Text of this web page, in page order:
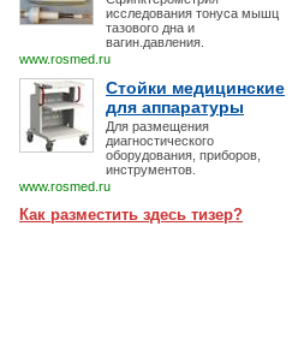
исследования тонуса мышц
тазового дна и
вагин.давления.
www.rosmed.ru
Стойки медицинские
для аппаратуры
Для размещения
диагностического
оборудования, приборов,
инструментов.
www.rosmed.ru
Как разместить здесь тизер?